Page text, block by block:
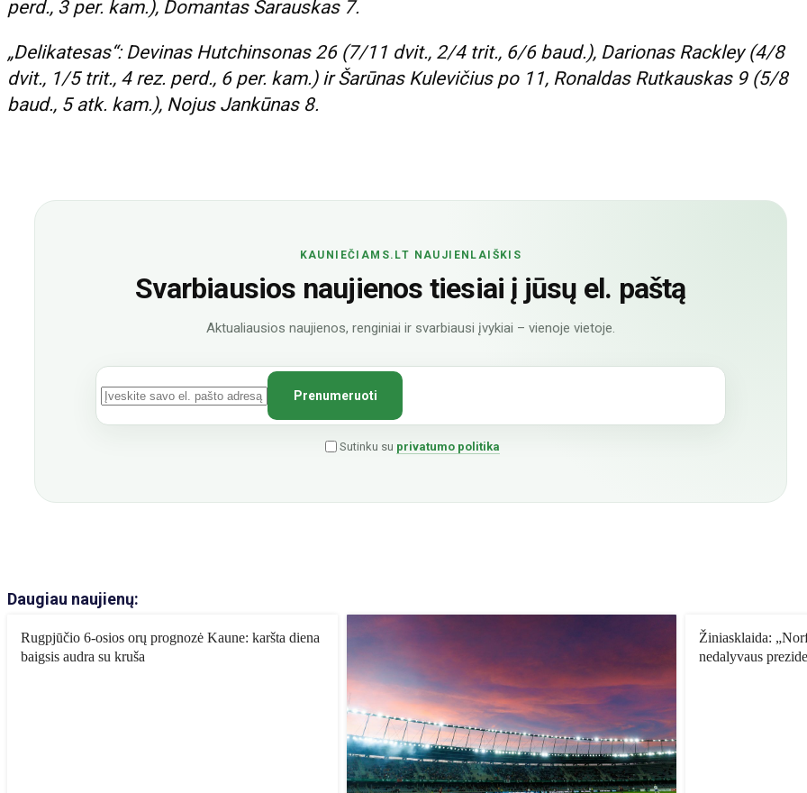
perd., 3 per. kam.), Domantas Šarauskas 7.
„Delikatesas“: Devinas Hutchinsonas 26 (7/11 dvit., 2/4 trit., 6/6 baud.), Darionas Rackley (4/8
dvit., 1/5 trit., 4 rez. perd., 6 per. kam.) ir Šarūnas Kulevičius po 11, Ronaldas Rutkauskas 9 (5/8
baud., 5 atk. kam.), Nojus Jankūnas 8.
KAUNIEČIAMS.LT NAUJIENLAIŠKIS
Svarbiausios naujienos tiesiai į jūsų el. paštą
Aktualiausios naujienos, renginiai ir svarbiausi įvykiai – vienoje vietoje.
Sutinku su privatumo politika
Daugiau naujienų:
Rugpjūčio 6-osios orų prognozė Kaune: karšta diena
baigsis audra su kruša
Žiniasklaida:
nedalyvaus